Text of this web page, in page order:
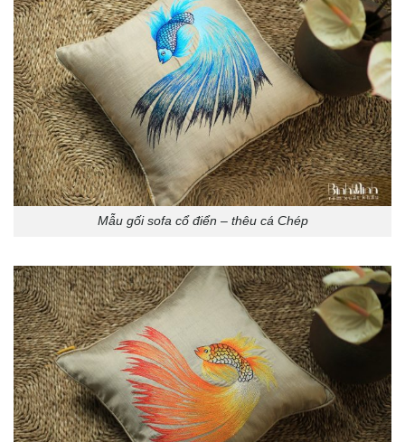
Mẫu gối sofa cổ điển – thêu cá Chép